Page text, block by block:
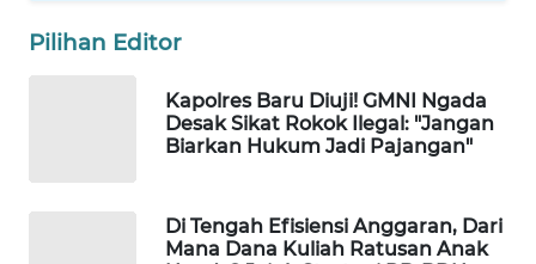
Pilihan Editor
Kapolres Baru Diuji! GMNI Ngada
Desak Sikat Rokok Ilegal: "Jangan
Biarkan Hukum Jadi Pajangan"
Di Tengah Efisiensi Anggaran, Dari
Mana Dana Kuliah Ratusan Anak